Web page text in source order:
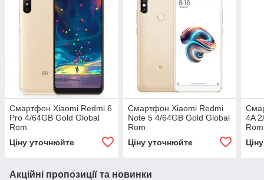
Смартфон Xiaomi Redmi 6
Pro 4/64GB Gold Global
Rom
Ціну уточнюйте
Смартфон Xiaomi Redmi
Note 5 4/64GB Gold Global
Rom
Ціну уточнюйте
4A
Rom
Акційні пропозиції та новинки